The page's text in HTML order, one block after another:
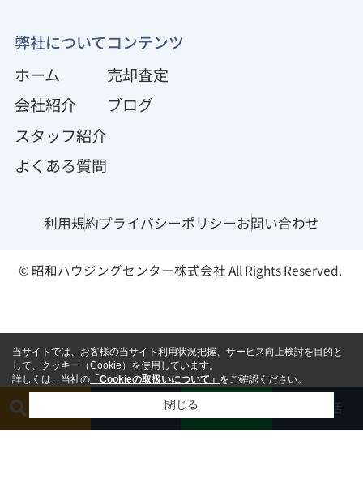
弊社について
ホーム
会社紹介
スタッフ紹介
よくある質問
コンテンツ
売却査定
ブログ
利用規約プライバシーポリシーお問い合わせ
© 昭和ハウジングセンター株式会社 All Rights Reserved.
相談する 電話
当サイトでは、お客様の当サイト利用状況把握、サービス向上検討を目的と
して、クッキー（Cookie）を使用しています。
詳しくは、当社の 「Cookieの取扱いについて」 をご確認ください。
閉じる